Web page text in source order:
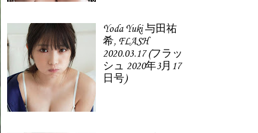
Yoda Yuki 与田祐
希, FLASH
2020.03.17 (フラッ
シュ 2020年3月17
日号)